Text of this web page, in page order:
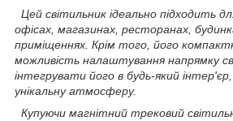
Цей світильник ідеально підходить
офісах, магазинах, ресторанах,
приміщеннях. Крім того, його
можливість налаштування напрямку
інтегрувати його в будь-який
унікальну атмосферу.
Купуючи магнітний трековий